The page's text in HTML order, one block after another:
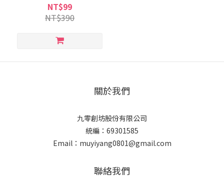
NT$99
NT$390
關於我們
九零創坊股份有限公司
統編：69301585
Email：muyiyang0801@gmail.com
聯絡我們